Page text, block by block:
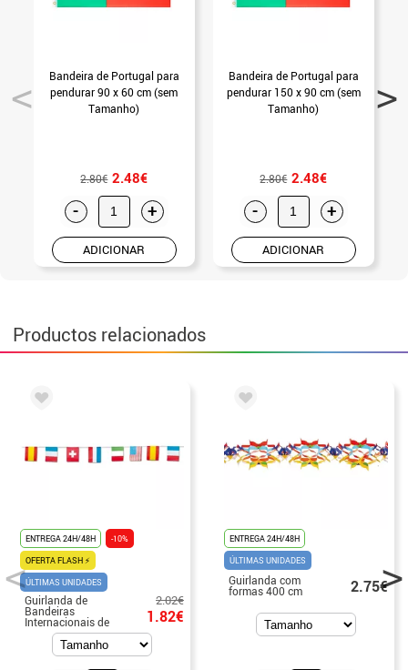
Bandeira de Portugal para
pendurar 90 x 60 cm (sem
Tamanho)
2.80€ 2.48€
- +
ADICIONAR
Bandeira de Portugal para
pendurar 150 x 90 cm (sem
Tamanho)
2.80€ 2.48€
- +
ADICIONAR
Productos relacionados
ENTREGA 24H/48H
-10%
OFERTA FLASH ⚡
ÚLTIMAS UNIDADES
Guirlanda de
Bandeiras
Internacionais de
Papel 15x20 cm 5
comprimento
2.02€
1.82€
ENTREGA 24H/48H
ÚLTIMAS UNIDADES
Guirlanda com
formas 400 cm 2.75€